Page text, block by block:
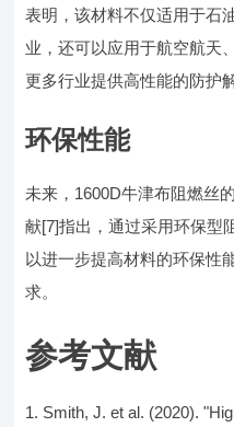
表明，该材料不仅适用于石
业，还可以应用于航空航天
更多行业提供高性能的防护
环保性能
未来，1600D牛津布阻燃丝
献[7]指出，通过采用环保型
以进一步提高材料的环保性
求。
参考文献
Smith, J. et al. (2020).